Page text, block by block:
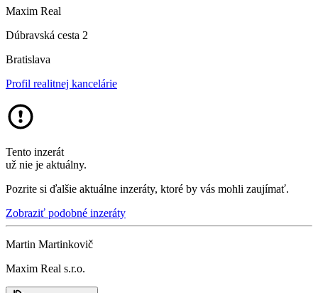
Maxim Real
Dúbravská cesta 2
Bratislava
Profil realitnej kancelárie
Tento inzerát
už nie je aktuálny.
Pozrite si ďalšie aktuálne inzeráty, ktoré by vás mohli zaujímať.
Zobraziť podobné inzeráty
Martin Martinkovič
Maxim Real s.r.o.